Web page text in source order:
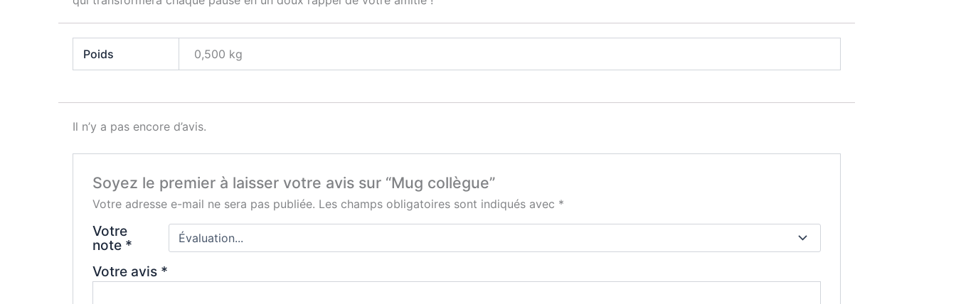
Poids 0,500 kg
Il n’y a pas encore d’avis.
Soyez le premier à laisser votre avis sur “Mug collègue”
Votre adresse e-mail ne sera pas publiée. Les champs obligatoires sont indiqués avec *
Votre
note *
Votre avis *